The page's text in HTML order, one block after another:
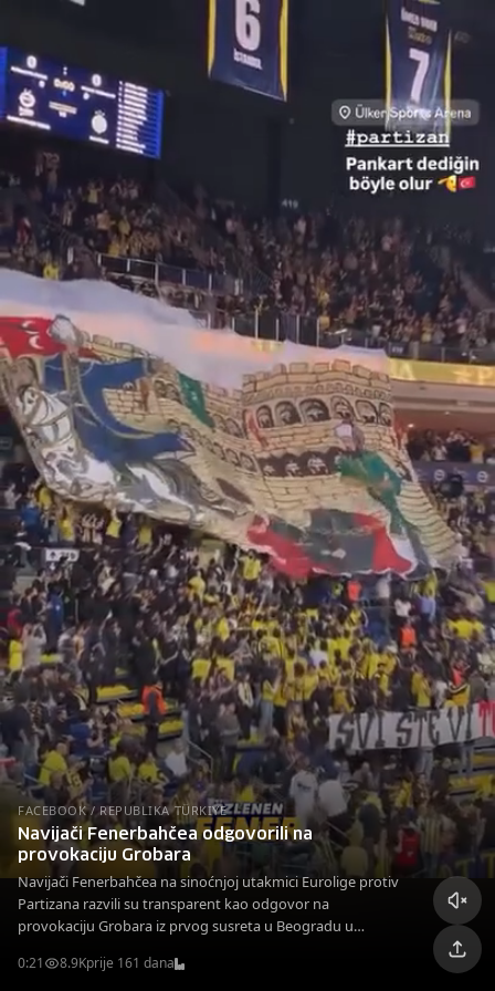
FACEBOOK / REPUBLIKA TÜRKIYE
Navijači Fenerbahčea odgovorili na
provokaciju Grobara
Navijači Fenerbahčea na sinoćnjoj utakmici Eurolige protiv
Partizana razvili su transparent kao odgovor na
provokaciju Grobara iz prvog susreta u Beogradu u
0:21 8.9Kprije 161 dana